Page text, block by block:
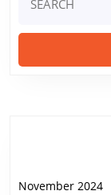
for:
November 2024